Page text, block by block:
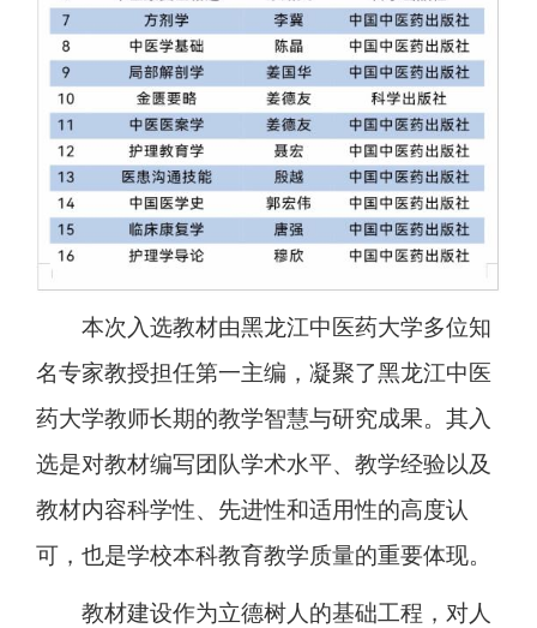
本次入选教材由黑龙江中医药大学多位知
名专家教授担任第一主编，凝聚了黑龙江中医
药大学教师长期的教学智慧与研究成果。其入
选是对教材编写团队学术水平、教学经验以及
教材内容科学性、先进性和适用性的高度认
可，也是学校本科教育教学质量的重要体现。
教材建设作为立德树人的基础工程，对人